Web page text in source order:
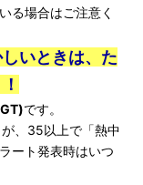
る場合はご注意く
いときは、た
です。
、35以上で「熱中
ート発表時はいつ